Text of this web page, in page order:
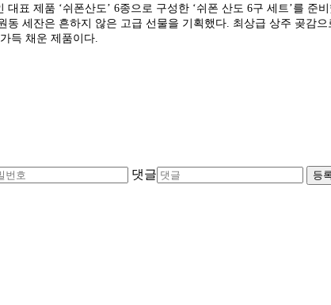
표 제품 ‘쉬폰산도’ 6종으로 구성한 ‘쉬폰 산도 6구 세트’를 준
세잔은 흔하지 않은 고급 선물을 기획했다. 최상급 상주 곶감
득 채운 제품이다.
댓글 등